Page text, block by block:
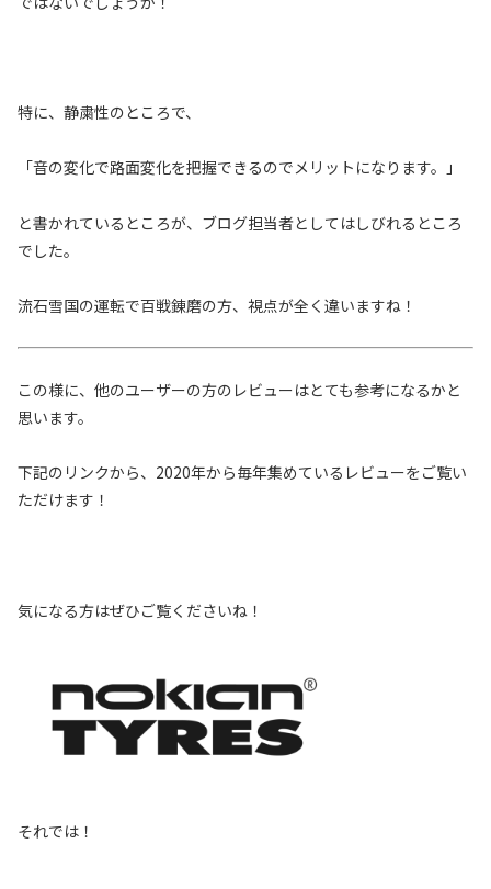
特に、静粛性のところで、
「音の変化で路面変化を把握できるのでメリットになります。」
と書かれているところが、ブログ担当者としてはしびれるところ
でした。
流石雪国の運転で百戦錬磨の方、視点が全く違いますね！
この様に、他のユーザーの方のレビューはとても参考になるかと
思います。
下記のリンクから、2020年から毎年集めているレビューをご覧い
ただけます！
気になる方はぜひご覧くださいね！
それでは！